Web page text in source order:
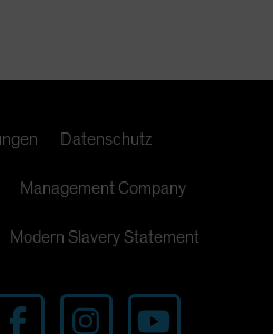
Datenschutz
Management Company
Modern Slavery Statement